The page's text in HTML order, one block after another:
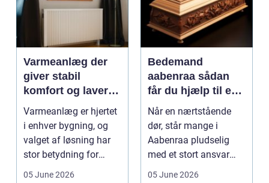
Varmeanlæg der
giver stabil
komfort og lavere
energiregning
Varmeanlæg er hjertet
i enhver bygning, og
valget af løsning har
stor betydning for
b&a...
05 June 2026
Bedemand
aabenraa sådan
får du hjælp til en
værdig afsked
Når en nærtstående
dør, står mange i
Aabenraa pludselig
med et stort ansvar
midt i sorgen.
05 June 2026